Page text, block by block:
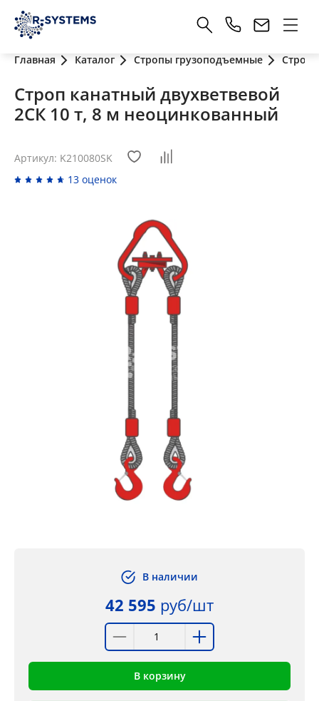
Главная Каталог Стропы грузоподъемные
Строп канатный двухветвевой
2СК 10 т, 8 м неоцинкованный
Артикул: K210080SK
13 оценок
В наличии
42 595 руб/шт
В корзину